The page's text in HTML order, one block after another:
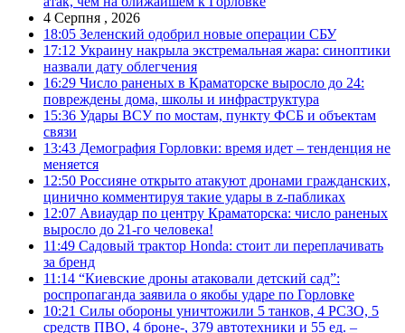
4 Серпня , 2026
18:05 Зеленский одобрил новые операции СБУ
17:12 Украину накрыла экстремальная жара: синоптики
назвали дату облегчения
16:29 Число раненых в Краматорске выросло до 24:
повреждены дома, школы и инфраструктура
15:36 Удары ВСУ по мостам, пункту ФСБ и объектам
связи
13:43 Демография Горловки: время идет – тенденция не
меняется
12:50 Россияне открыто атакуют дронами гражданских,
цинично комментируя такие удары в z-пабликах
12:07 Авиаудар по центру Краматорска: число раненых
выросло до 21-го человека!
11:49 Садовый трактор Honda: стоит ли переплачивать
за бренд
11:14 “Киевские дроны атаковали детский сад”:
роспропаганда заявила о якобы ударе по Горловке
10:21 Силы обороны уничтожили 5 танков, 4 РСЗО, 5
средств ПВО, 4 броне-, 379 автотехники и 55 ед. –